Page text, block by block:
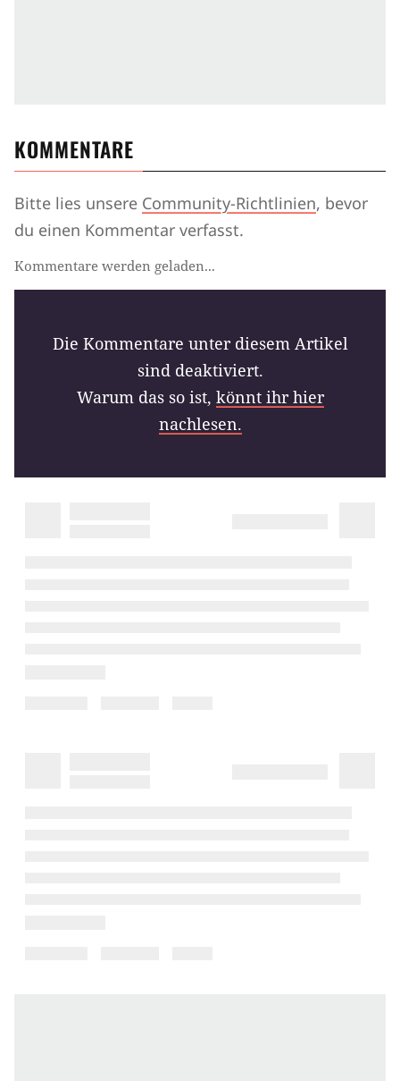
KOMMENTARE
Bitte lies unsere Community-Richtlinien, bevor
du einen Kommentar verfasst.
Kommentare werden geladen...
Die Kommentare unter diesem Artikel
sind deaktiviert.
Warum das so ist, könnt ihr hier
nachlesen.